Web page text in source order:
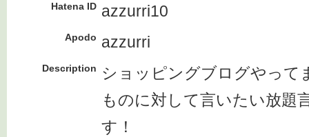
Hatena ID azzurri10
Apodo azzurri
Description
ショッピングブログやって
ものに対して言いたい放題
す！